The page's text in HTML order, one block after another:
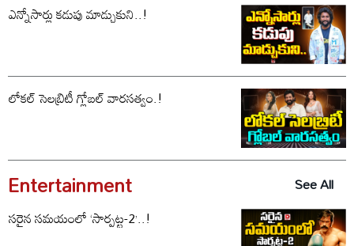
ఎన్నోసార్లు కడుపు మాడ్చుకుని..!
లోకల్ సెలబ్రిటీ గ్లోబల్ వారసత్వం.!
Entertainment
See All
సరైన సమయంలో ‘సార్పట్ట-2’..!